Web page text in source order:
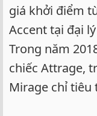
giá khởi điểm
Accent tại đại
Trong năm
chiếc Attrage,
Mirage chỉ tiêu